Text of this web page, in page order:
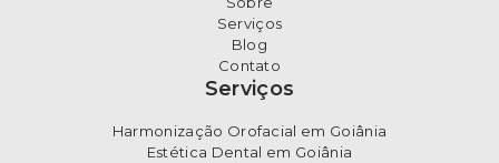
Serviços
Blog
Contato
Serviços
Harmonização Orofacial em Goiânia
Estética Dental em Goiânia